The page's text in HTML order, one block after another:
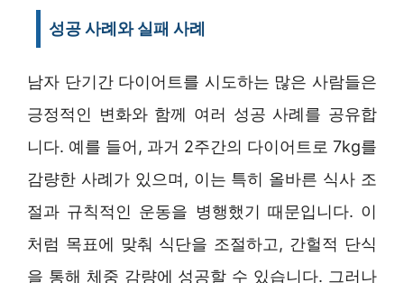
성공 사례와 실패 사례
남자 단기간 다이어트를 시도하는 많은 사람들은
긍정적인 변화와 함께 여러 성공 사례를 공유합
니다. 예를 들어, 과거 2주간의 다이어트로 7kg를
감량한 사례가 있으며, 이는 특히 올바른 식사 조
절과 규칙적인 운동을 병행했기 때문입니다. 이
처럼 목표에 맞춰 식단을 조절하고, 간헐적 단식
을 통해 체중 감량에 성공할 수 있습니다. 그러나